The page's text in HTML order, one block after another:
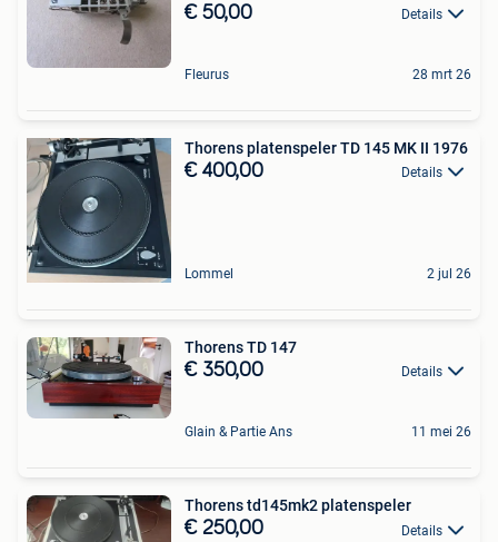
€ 50,00 Details
Fleurus 28 mrt 26
Thorens platenspeler TD 145 MK II 1976
€ 400,00 Details
Lommel 2 jul 26
Thorens TD 147
€ 350,00 Details
Glain & Partie Ans 11 mei 26
Thorens td145mk2 platenspeler
€ 250,00 Details